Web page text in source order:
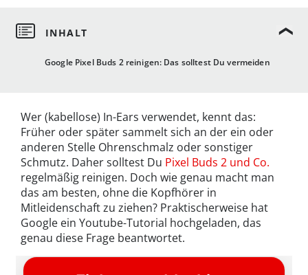
Google Pixel Buds 2 reinigen: Das solltest Du vermeiden
Wer (kabellose) In-Ears verwendet, kennt das:
Früher oder später sammelt sich an der ein oder
anderen Stelle Ohrenschmalz oder sonstiger
Schmutz. Daher solltest Du Pixel Buds 2 und Co.
regelmäßig reinigen. Doch wie genau macht man
das am besten, ohne die Kopfhörer in
Mitleidenschaft zu ziehen? Praktischerweise hat
Google ein Youtube-Tutorial hochgeladen, das
genau diese Frage beantwortet.